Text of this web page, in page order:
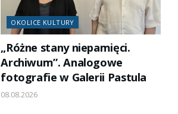
OKOLICE KULTURY
„Różne stany niepamięci.
Archiwum”. Analogowe
fotografie w Galerii Pastula
08.08.2026